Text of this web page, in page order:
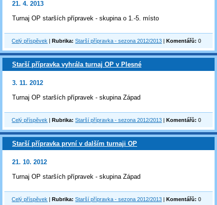
21. 4. 2013
Turnaj OP starších přípravek - skupina o 1.-5. místo
Celý příspěvek |Rubrika: Starší přípravka - sezona 2012/2013 |Komentářů: 0
Starší přípravka vyhrála turnaj OP v Plesné
3. 11. 2012
Turnaj OP starších přípravek - skupina Západ
Celý příspěvek |Rubrika: Starší přípravka - sezona 2012/2013 |Komentářů: 0
Starší přípravka první v dalším turnaji OP
21. 10. 2012
Turnaj OP starších přípravek - skupina Západ
Celý příspěvek |Rubrika: Starší přípravka - sezona 2012/2013 |Komentářů: 0